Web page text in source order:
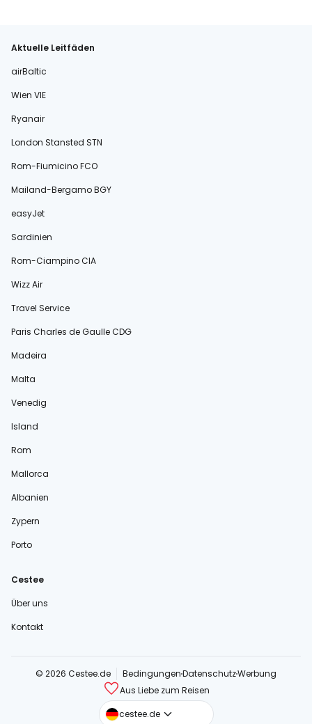
Aktuelle Leitfäden
airBaltic
Wien VIE
Ryanair
London Stansted STN
Rom-Fiumicino FCO
Mailand-Bergamo BGY
easyJet
Sardinien
Rom-Ciampino CIA
Wizz Air
Travel Service
Paris Charles de Gaulle CDG
Madeira
Malta
Venedig
Island
Rom
Mallorca
Albanien
Zypern
Porto
Cestee
Über uns
Kontakt
© 2026 Cestee.de BedingungenDatenschutzWerbung
Aus Liebe zum Reisen
cestee.de
cestee.com